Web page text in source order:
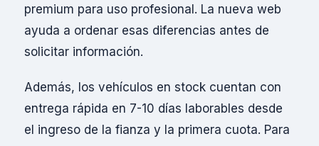
premium para uso profesional. La nueva web
ayuda a ordenar esas diferencias antes de
solicitar información.
Además, los vehículos en stock cuentan con
entrega rápida en 7-10 días laborables desde
el ingreso de la fianza y la primera cuota. Para